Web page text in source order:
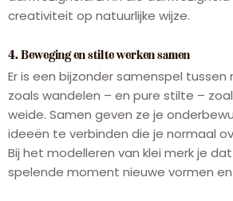
creativiteit op natuurlijke wijze.
4. Beweging en stilte werken samen
Er is een bijzonder samenspel
zoals wandelen – en pure stilte –
weide. Samen geven ze je
ideeën te verbinden die je normaal
Bij het modelleren van klei merk je
spelende moment nieuwe vormen